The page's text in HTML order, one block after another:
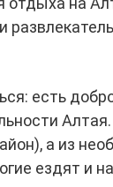
есть
а из
ездят и